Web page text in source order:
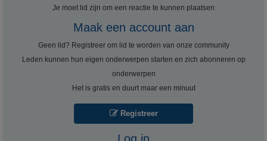
Je moet lid zijn om een ​​reactie te kunnen plaatsen
Maak een account aan
Geen lid? Registreer om lid te worden van onze community
Leden kunnen hun eigen onderwerpen starten en zich abonneren op
onderwerpen
Het is gratis en duurt maar een minuut
Registreer